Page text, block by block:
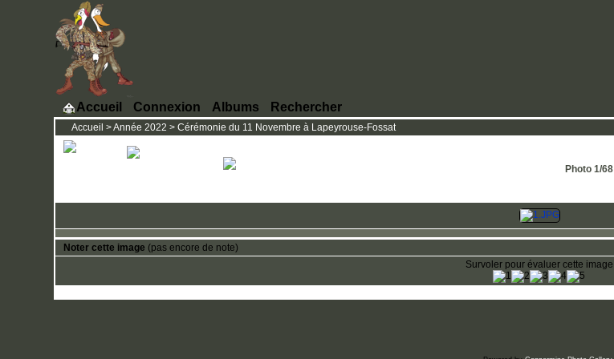
Accueil Connexion Albums Rechercher
Accueil >Année 2022 > Cérémonie du 11 Novembre à Lapeyrouse-Fossat
Photo 1/68
Noter cette image (pas encore de note)
Survoler pour évaluer cette image